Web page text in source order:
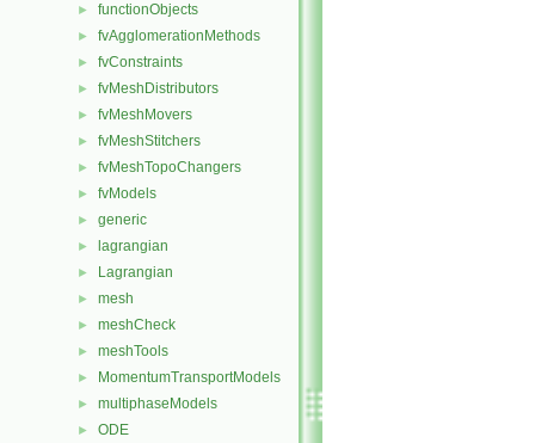
► functionObjects
► fvAgglomerationMethods
► fvConstraints
► fvMeshDistributors
► fvMeshMovers
► fvMeshStitchers
► fvMeshTopoChangers
► fvModels
► generic
► lagrangian
► Lagrangian
► mesh
► meshCheck
► meshTools
► MomentumTransportModels
► multiphaseModels
► ODE